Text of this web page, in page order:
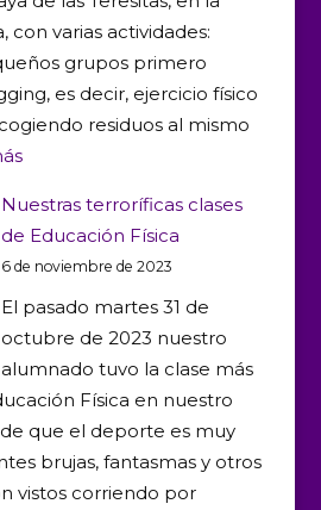
con varias actividades:
grupos primero
es decir, ejercicio físico
residuos al mismo
:
y
más
actividades
lúdico-
deportivas
en
las
Teresitas
Nuestras terroríficas clases
de Educación Física
6 de noviembre de 2023
El pasado martes 31 de
octubre de 2023 nuestro
alumnado tuvo la clase más
Física en nuestro
que el deporte es muy
brujas, fantasmas y otros
vistos corriendo por